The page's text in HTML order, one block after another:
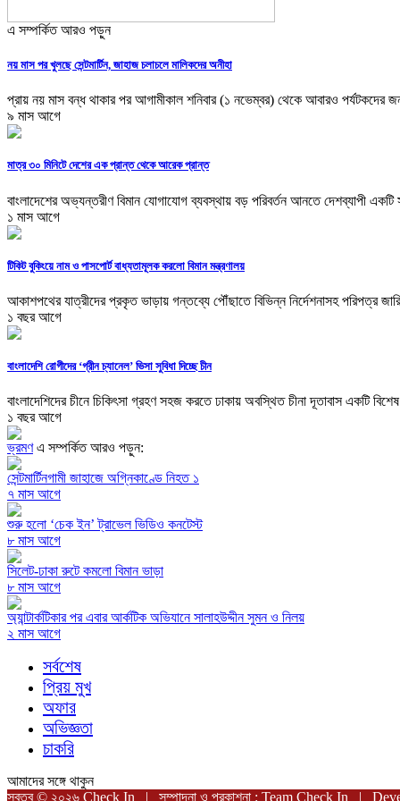
এ সম্পর্কিত আরও পড়ুন
নয় মাস পর খুলছে সেন্টমার্টিন, জাহাজ চলাচলে মালিকদের অনীহা
প্রায় নয় মাস বন্ধ থাকার পর আগামীকাল শনিবার (১ নভেম্বর) থেকে আবারও পর্যটকদের
৯ মাস আগে
মাত্র ৩০ মিনিটে দেশের এক প্রান্ত থেকে আরেক প্রান্ত
বাংলাদেশের অভ্যন্তরীণ বিমান যোগাযোগ ব্যবস্থায় বড় পরিবর্তন আনতে দেশব্যাপী
১ মাস আগে
টিকিট বুকিংয়ে নাম ও পাসপোর্ট বাধ্যতামূলক করলো বিমান মন্ত্রণালয়
আকাশপথের যাত্রীদের প্রকৃত ভাড়ায় গন্তব্যে পৌঁছাতে বিভিন্ন নির্দেশনাসহ পরিপত্র
১ বছর আগে
বাংলাদেশি রোগীদের ‘গ্রীন চ্যানেল’ ভিসা সুবিধা দিচ্ছে চীন
বাংলাদেশিদের চীনে চিকিৎসা গ্রহণ সহজ করতে ঢাকায় অবস্থিত চীনা দূতাবাস একটি
১ বছর আগে
ভ্রমণএ সম্পর্কিত আরও পড়ুন:
সেন্টমার্টিনগামী জাহাজে অগ্নিকাণ্ডে নিহত ১
৭ মাস আগে
শুরু হলো ‘চেক ইন’ ট্রাভেল ভিডিও কনটেস্ট
৮ মাস আগে
সিলেট-ঢাকা রুটে কমলো বিমান ভাড়া
৮ মাস আগে
অ্যান্টার্কটিকার পর এবার আর্কটিক অভিযানে সালাহউদ্দীন সুমন ও নিলয়
২ মাস আগে
সর্বশেষ
প্রিয় মুখ
অফার
অভিজ্ঞতা
চাকরি
আমাদের সঙ্গে থাকুন
স্বত্ব © ২০২৬ Check In | সম্পাদনা ও প্রকাশনা : Team Check In |